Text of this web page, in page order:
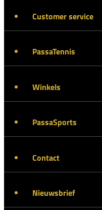
Customer service
PassaTennis
Winkels
PassaSports
Contact
Nieuwsbrief